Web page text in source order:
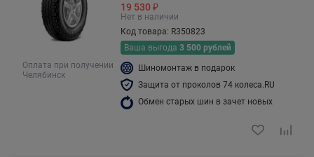
Оплата при получении
Челябинск
19 530 ₽
Нет в наличии
Код товара: R350823
Ваша выгода 3 500 рублей
Шиномонтаж в подарок
Защита от проколов 74 колеса.RU
Обмен старых шин в зачет новых